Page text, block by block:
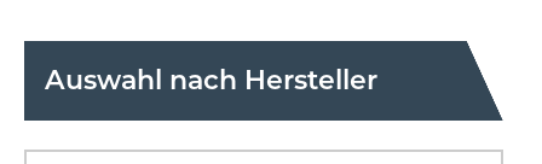
Auswahl nach Hersteller